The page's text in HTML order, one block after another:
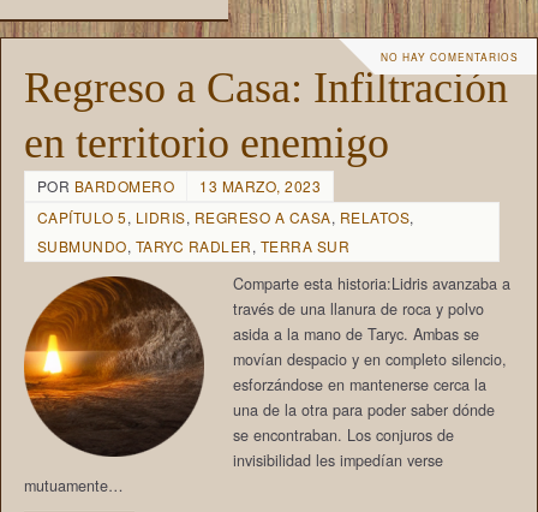
NO HAY COMENTARIOS
Regreso a Casa: Infiltración
en territorio enemigo
POR BARDOMERO
13 MARZO, 2023
CAPÍTULO 5, LIDRIS, REGRESO A CASA, RELATOS,
SUBMUNDO, TARYC RADLER, TERRA SUR
Comparte esta historia:Lidris avanzaba a
través de una llanura de roca y polvo
asida a la mano de Taryc. Ambas se
movían despacio y en completo silencio,
esforzándose en mantenerse cerca la
una de la otra para poder saber dónde
se encontraban. Los conjuros de
invisibilidad les impedían verse
mutuamente…